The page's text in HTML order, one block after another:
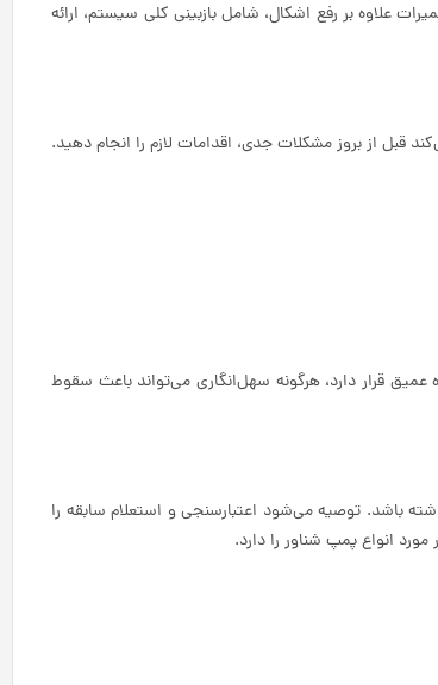
علاوه بر رفع اشکال، شامل بازبینی کلی سیستم، ارائه
قبل از بروز مشکلات جدی، اقدامات لازم را انجام دهید.
قرار دارد، هرگونه سهل‌انگاری می‌تواند باعث سقوط
باشد. توصیه می‌شود اعتبارسنجی و استعلام سابقه را
انواع پمپ شناور را دارد.